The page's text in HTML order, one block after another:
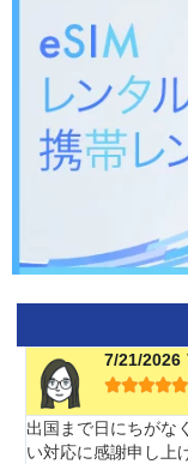
7/21/2026

出国まで日にちがな
い対応に感謝申し上